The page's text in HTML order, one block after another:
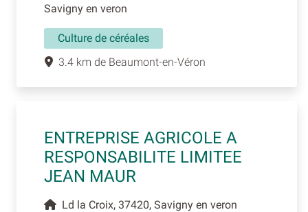
Savigny en veron
Culture de céréales
3.4 km de Beaumont-en-Véron
ENTREPRISE AGRICOLE A
RESPONSABILITE LIMITEE
JEAN MAUR
Ld la Croix, 37420, Savigny en veron